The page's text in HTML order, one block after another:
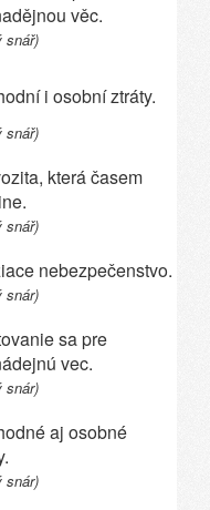
věc.
snář)
i osobní ztráty.
snář)
která časem
snář)
nebezpečenstvo.
snár)
sa pre
vec.
snár)
aj osobné
snár)